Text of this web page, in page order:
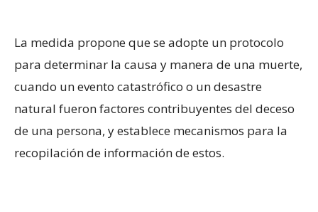
La medida propone que se adopte un protocolo
para determinar la causa y manera de una muerte,
cuando un evento catastrófico o un desastre
natural fueron factores contribuyentes del deceso
de una persona, y establece mecanismos para la
recopilación de información de estos.